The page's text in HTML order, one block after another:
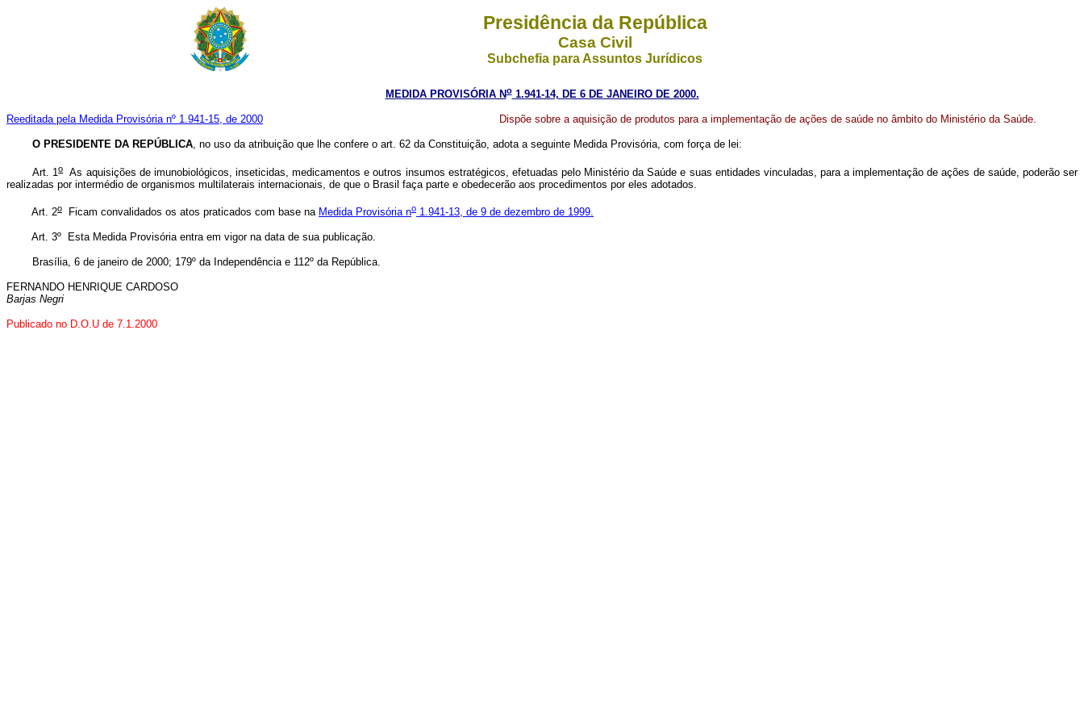
Presidência da República
Casa Civil
Subchefia para Assuntos Jurídicos
MEDIDA PROVISÓRIA No1.941-14, DE 6 DE JANEIRO DE 2000.
Reeditada pela Medida Provisória nº 1.941-15, de 2000 Dispõe sobre a aquisição de produtos para a implementação de ações de saúde no âmbito do Ministério da Saúde.
O PRESIDENTE DA REPÚBLICA, no uso da atribuição que lhe confere o art. 62 da Constituição, adota a seguinte Medida Provisória, com força de lei:
Art. 1oAs aquisições de imunobiológicos, inseticidas, medicamentos e outros insumos estratégicos, efetuadas pelo Ministério da Saúde e suas entidades vinculadas, para a implementação de ações de saúde, poderão ser
realizadas por intermédio de organismos multilaterais internacionais, de que o Brasil faça parte e obedecerão aos procedimentos por eles adotados.
Art. 2o Ficam convalidados os atos praticados com base na Medida Provisória no 1.941-13, de 9 de dezembro de 1999.
Art. 3º Esta Medida Provisória entra em vigor na data de sua publicação.
Brasília, 6 de janeiro de 2000; 179º da Independência e 112º da República.
FERNANDO HENRIQUE CARDOSO
Barjas Negri
Publicado no D.O.U de 7.1.2000